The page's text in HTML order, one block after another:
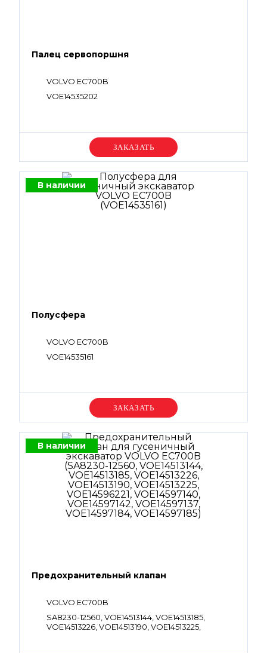
Палец сервопоршня
VOLVO EC700B
VOE14535202
Уточняйте цену
В наличии
Полусфера
VOLVO EC700B
VOE14535161
Уточняйте цену
В наличии
Предохранительный клапан
VOLVO EC700B
SA8230-12560, VOE14513144, VOE14513185,
VOE14513226, VOE14513190, VOE14513225,